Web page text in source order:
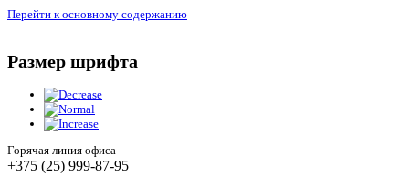
Перейти к основному содержанию
Размер шрифта
Горячая линия офиса
+375 (25) 999-87-95